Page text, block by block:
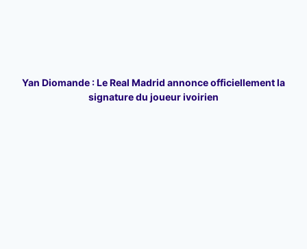
Yan Diomande : Le Real Madrid annonce officiellement la
signature du joueur ivoirien